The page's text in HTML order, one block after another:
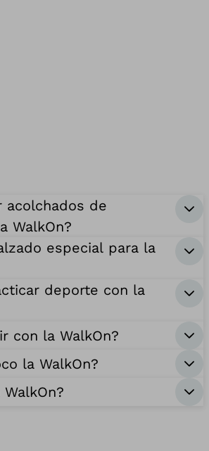
acolchados de
WalkOn?
especial para la
deporte con la
con la WalkOn?
la WalkOn?